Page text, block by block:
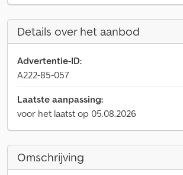
Details over het aanbod
Advertentie-ID:
A222-85-057
Laatste aanpassing:
voor het laatst op 05.08.2026
Omschrijving